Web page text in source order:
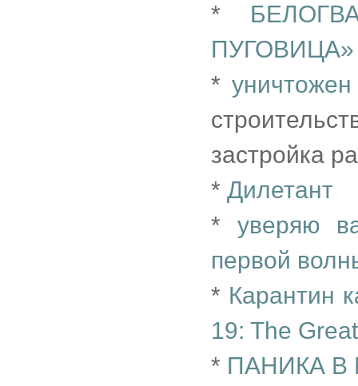
*
ПУГОВИЦА»
*
застройка
* Дилетант
* уверяю
первой
* Карантин
19: The
* ПАНИКА В